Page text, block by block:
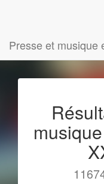
Presse et musique